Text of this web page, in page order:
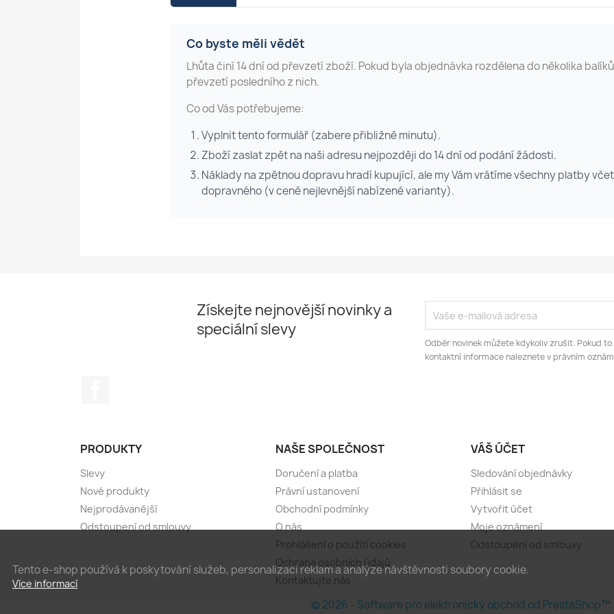
Tento e-shop používá k poskytování služeb, personalizaci reklam a analýze návštěvnosti soubory cookie.
Více informací
Co byste měli vědět
Lhůta činí 14 dní od převzetí zboží. Pokud byla objednávka rozdělena do několika
převzetí posledního z nich.
Co od Vás potřebujeme:
Vyplnit tento formulář (zabere přibližně minutu).
Zboží zaslat zpět na naši adresu nejpozději do 14 dní od podání žádosti.
Náklady na zpětnou dopravu hradí kupující, ale my Vám vrátíme všechny platby
dopravného (v ceně nejlevnější nabízené varianty).
Získejte nejnovější novinky a
speciální slevy
Odběr novinek můžete kdykoliv zrušit. Pokud
kontaktní informace naleznete v právním
PRODUKTY
Slevy
Nové produkty
Nejprodávanější
Odstoupení od smlouvy
NAŠE SPOLEČNOST
Doručení a platba
Právní ustanovení
Obchodní podmínky
O nás
Prohlášení o použití cookies
Ochrana osobních údajů
Kontaktujte nás
VÁŠ ÚČET
Sledování objednávky
Přihlásit se
Vytvořit účet
Moje oznámení
Odstoupení od smlouvy
© 2026 - Software pro elektronický obchod od PrestaShop™